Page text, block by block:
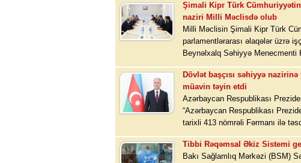
Şimali Kipr Türk
naziri Milli Məclisdə olub
Milli Məclisin Şimali Kipr Türk
parlamentlərarası əlaqələr üzrə
Beynəlxalq Səhiyyə Menecmenti
Dövlət başçısı səhiyyə nazirinə
müavin təyin etdi
Azərbaycan Respublikası
“Azərbaycan Respublikası
tarixli 413 nömrəli Fərmanı ilə
Tibbi Rəqəmsal Əkiz Sistemi
Bakı Sağlamlıq Mərkəzi (BSM)